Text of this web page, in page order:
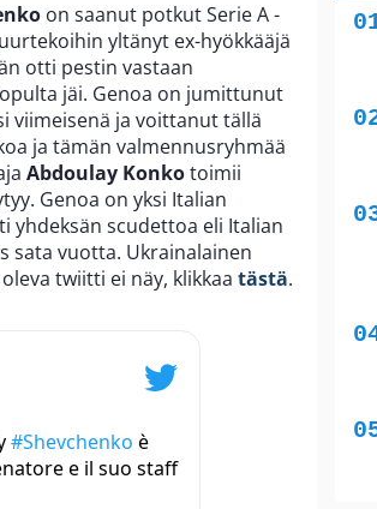
on saanut potkut Serie A -
yltänyt ex-hyökkääjä
otti pestin vastaan
jäi. Genoa on jumittunut
viimeisenä ja voittanut tällä
ja tämän valmennusryhmää
Abdoulay Konkotoimii
Genoa on yksi Italian
yhdeksän scudettoa eli Italian
sata vuotta. Ukrainalainen
twiitti ei näy, klikkaa tästä.
#Shevchenko è
e il suo staff